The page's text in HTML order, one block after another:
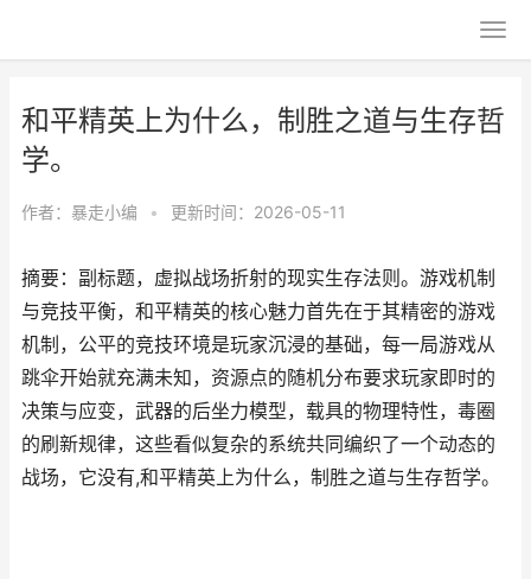
和平精英上为什么，制胜之道与生存哲
学。
作者： 暴走小编 • 更新时间：2026-05-11
摘要：副标题，虚拟战场折射的现实生存法则。游戏机制
与竞技平衡，和平精英的核心魅力首先在于其精密的游戏
机制，公平的竞技环境是玩家沉浸的基础，每一局游戏从
跳伞开始就充满未知，资源点的随机分布要求玩家即时的
决策与应变，武器的后坐力模型，载具的物理特性，毒圈
的刷新规律，这些看似复杂的系统共同编织了一个动态的
战场，它没有,和平精英上为什么，制胜之道与生存哲学。